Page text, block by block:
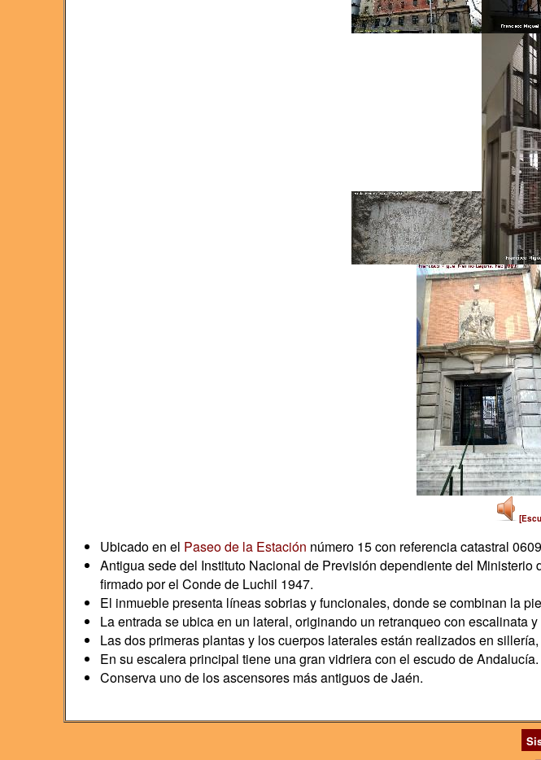
Ubicado en el Paseo de la Estación número 15 con referencia catastral
Antigua sede del Instituto Nacional de Previsión dependiente del
firmado por el Conde de Luchil 1947.
El inmueble presenta líneas sobrias y funcionales, donde se combinan la
La entrada se ubica en un lateral, originando un retranqueo con
Las dos primeras plantas y los cuerpos laterales están realizados en
En su escalera principal tiene una gran vidriera con el escudo de Andalucía.
Conserva uno de los ascensores más antiguos de Jaén.